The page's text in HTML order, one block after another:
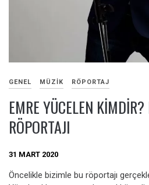
GENEL MÜZIK RÖPORTAJ
EMRE YÜCELEN
RÖPORTAJI
31 MART 2020
Öncelikle bizimle bu röportajı